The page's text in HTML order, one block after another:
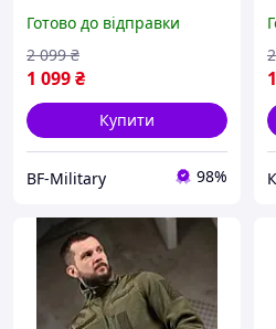
чоловіча флісова кофта
хакі BAGS
Готово до відправки
1 099₴
2 099 ₴
Купити
BF-Military 98%